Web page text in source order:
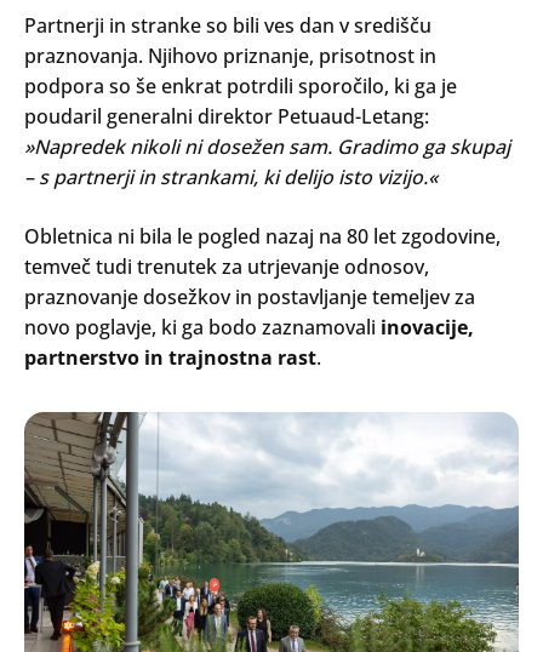
Partnerji in stranke so bili ves dan v središču
praznovanja. Njihovo priznanje, prisotnost in
podpora so še enkrat potrdili sporočilo, ki ga je
poudaril generalni direktor Petuaud-Letang:
»Napredek nikoli ni dosežen sam. Gradimo ga skupaj
– s partnerji in strankami, ki delijo isto vizijo.«
Obletnica ni bila le pogled nazaj na 80 let zgodovine,
temveč tudi trenutek za utrjevanje odnosov,
praznovanje dosežkov in postavljanje temeljev za
novo poglavje, ki ga bodo zaznamovali inovacije,
partnerstvo in trajnostna rast.